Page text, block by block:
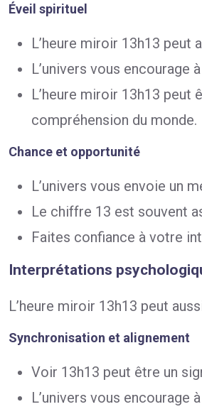
Éveil spirituel
L’heure miroir 13h13 peut
L’univers vous
L’heure miroir 13h13
compréhension du monde.
Chance et opportunité
L’univers vous envoie un
Le chiffre 13 est souvent
Faites confiance à votre
Interprétations
L’heure miroir 13h13 peut
Synchronisation et alignement
Voir 13h13 peut être un
L’univers vous encourage